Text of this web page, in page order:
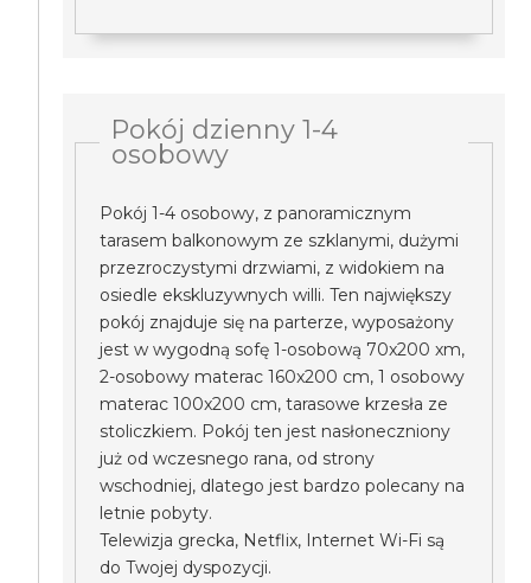
Pokój dzienny 1-4
osobowy
Pokój 1-4 osobowy, z panoramicznym
tarasem balkonowym ze szklanymi, dużymi
przezroczystymi drzwiami, z widokiem na
osiedle ekskluzywnych willi. Ten największy
pokój znajduje się na parterze, wyposażony
jest w wygodną sofę 1-osobową 70x200 xm,
2-osobowy materac 160x200 cm, 1 osobowy
materac 100x200 cm, tarasowe krzesła ze
stoliczkiem. Pokój ten jest nasłoneczniony
już od wczesnego rana, od strony
wschodniej, dlatego jest bardzo polecany na
letnie pobyty.
Telewizja grecka, Netflix, Internet Wi-Fi są
do Twojej dyspozycji.